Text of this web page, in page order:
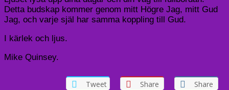
Detta budskap kommer genom mitt Högre Jag, mitt Gud
Jag, och varje själ har samma koppling till Gud.
I kärlek och ljus.
Mike Quinsey.
Tweet Share Share